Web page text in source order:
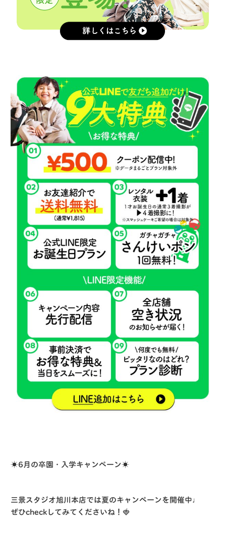
☀️6月の卒園・入学キャンペーン☀️
三景スタジオ旭川本店では夏のキャンペーンを開催中♩
ぜひcheckしてみてくださいね！🍓